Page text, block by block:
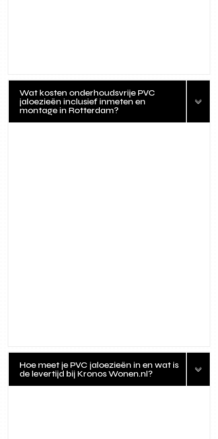
Wat kosten onderhoudsvrije PVC
jaloezieën inclusief inmeten en
montage in Rotterdam?
Hoe meet je PVC jaloezieën in en wat is
de levertijd bij Kronos Wonen.nl?